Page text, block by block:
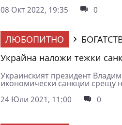
08 Окт 2022, 19:35
0
ЛЮБОПИТНО
Украйна наложи тежки
Украинският президент
икономически санкции срещу
24 Юли 2021, 11:00
0